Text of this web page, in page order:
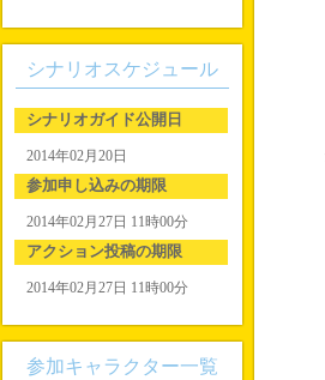
シナリオスケジュール
シナリオガイド公開日
2014年02月20日
参加申し込みの期限
2014年02月27日 11時00分
アクション投稿の期限
2014年02月27日 11時00分
参加キャラクター一覧